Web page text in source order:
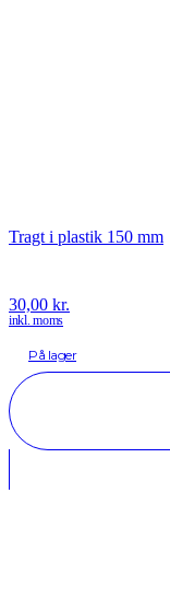
Tragt i plastik 150 mm
30,00 kr.
inkl. moms
På lager